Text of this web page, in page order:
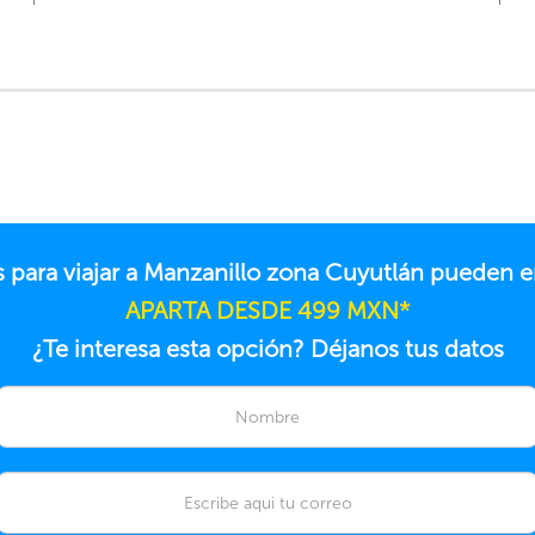
para viajar a Manzanillo zona Cuyutlán pueden
APARTA DESDE 499 MXN*
¿Te interesa esta opción? Déjanos tus datos